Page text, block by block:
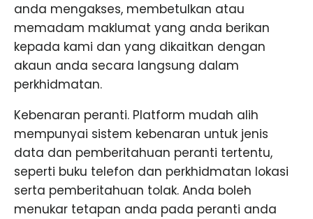
anda mengakses, membetulkan atau
memadam maklumat yang anda berikan
kepada kami dan yang dikaitkan dengan
akaun anda secara langsung dalam
perkhidmatan.
Kebenaran peranti. Platform mudah alih
mempunyai sistem kebenaran untuk jenis
data dan pemberitahuan peranti tertentu,
seperti buku telefon dan perkhidmatan lokasi
serta pemberitahuan tolak. Anda boleh
menukar tetapan anda pada peranti anda